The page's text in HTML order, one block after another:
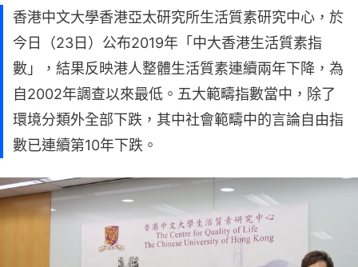
香港中文大學香港亞太研究所生活質素研究中心，於
今日（23日）公布2019年「中大香港生活質素指
數」，結果反映港人整體生活質素連續兩年下降，為
自2002年調查以來最低。五大範疇指數當中，除了
環境分類外全部下跌，其中社會範疇中的言論自由指
數已連續第10年下跌。